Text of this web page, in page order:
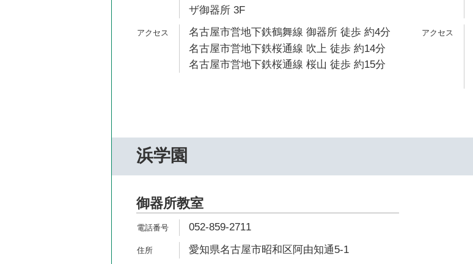
ザ御器所 3F
名古屋市営地下鉄鶴舞線 御器所 徒歩 約4分
名古屋市営地下鉄桜通線 吹上 徒歩 約14分
名古屋市営地下鉄桜通線 桜山 徒歩 約15分
浜学園
御器所教室
052-859-2711
愛知県名古屋市昭和区阿由知通5-1